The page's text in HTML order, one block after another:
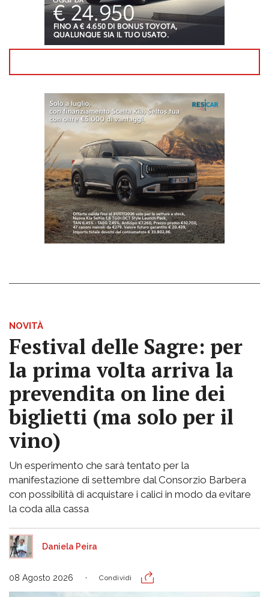
NOVITÀ
Festival delle Sagre: per
la prima volta arriva la
prevendita on line dei
biglietti (ma solo per il
vino)
Un esperimento che sarà tentato per la
manifestazione di settembre dal Consorzio Barbera
con possibilità di acquistare i calici in modo da evitare
la coda alla cassa
Daniela Peira
08 Agosto 2026 Condividi